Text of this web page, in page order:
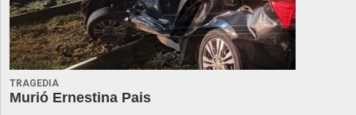
TRAGEDIA
Murió Ernestina Pais